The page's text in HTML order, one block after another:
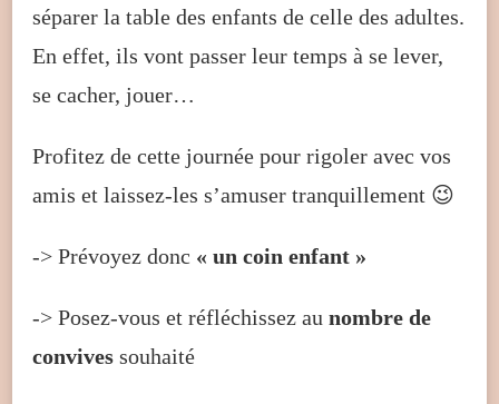
séparer la table des enfants de celle des adultes.
En effet, ils vont passer leur temps à se lever,
se cacher, jouer…
Profitez de cette journée pour rigoler avec vos
amis et laissez-les s’amuser tranquillement 😉
-> Prévoyez donc « un coin enfant »
-> Posez-vous et réfléchissez au nombre de
convives souhaité